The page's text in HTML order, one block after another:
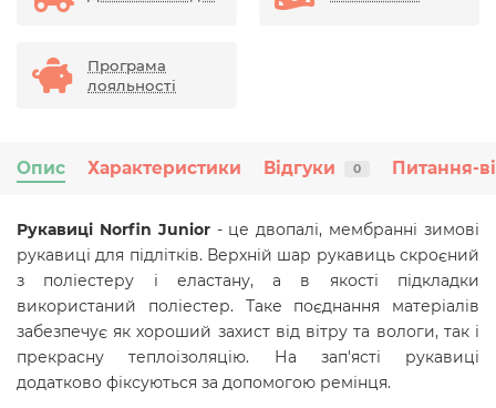
Програма
лояльності
Опис Характеристики Відгуки 0 Питання-
Рукавиці Norfin Junior- це двопалі, мембранні зимові
рукавиці для підлітків. Верхній шар рукавиць скроєний
з поліестеру і еластану, а в якості підкладки
використаний поліестер. Таке поєднання матеріалів
забезпечує як хороший захист від вітру та вологи, так і
прекрасну теплоізоляцію. На зап'ясті рукавиці
додатково фіксуються за допомогою ремінця.